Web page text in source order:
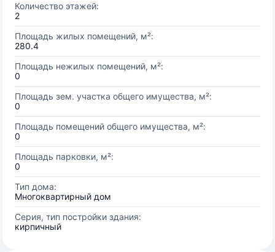
Количество этажей:
2
Площадь жилых помещений, м²:
280.4
Площадь нежилых помещений, м²:
0
Площадь зем. участка общего имущества, м²:
0
Площадь помещений общего имущества, м²:
0
Площадь парковки, м²:
0
Тип дома:
Многоквартирный дом
Серия, тип постройки здания:
кирпичный